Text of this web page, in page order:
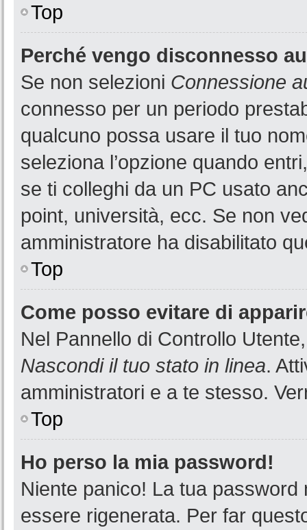
Top
Perché vengo disconnesso
Se non selezioni Connessione
connesso per un periodo
qualcuno possa usare il tuo
seleziona l’opzione quando
se ti colleghi da un PC usato
point, università, ecc. Se non
amministratore ha disabilitato
Top
Come posso evitare di
Nel Pannello di Controllo
Nascondi il tuo stato in linea.
amministratori e a te stesso.
Top
Ho perso la mia password!
Niente panico! La tua
essere rigenerata. Per far